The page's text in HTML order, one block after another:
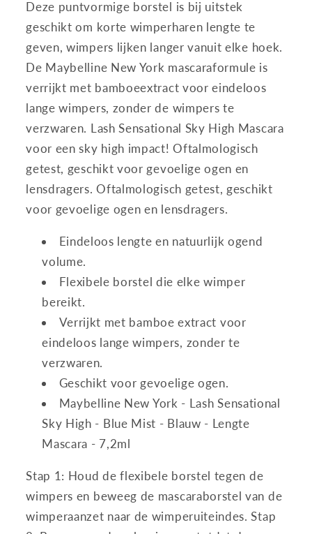
Deze puntvormige borstel is bij uitstek
geschikt om korte wimperharen lengte te
geven, wimpers lijken langer vanuit elke hoek.
De Maybelline New York mascaraformule is
verrijkt met bamboeextract voor eindeloos
lange wimpers, zonder de wimpers te
verzwaren. Lash Sensational Sky High Mascara
voor een sky high impact! Oftalmologisch
getest, geschikt voor gevoelige ogen en
lensdragers. Oftalmologisch getest, geschikt
voor gevoelige ogen en lensdragers.
Eindeloos lengte en natuurlijk ogend
volume.
Flexibele borstel die elke wimper
bereikt.
Verrijkt met bamboe extract voor
eindeloos lange wimpers, zonder te
verzwaren.
Geschikt voor gevoelige ogen.
Maybelline New York - Lash Sensational
Sky High - Blue Mist - Blauw - Lengte
Mascara - 7,2ml
Stap 1: Houd de flexibele borstel tegen de
wimpers en beweeg de mascaraborstel van de
wimperaanzet naar de wimperuiteindes. Stap